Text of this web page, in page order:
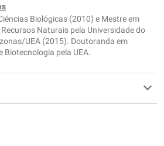
tem a informação que procuro
Biológicas (2010) e Mestre em
Naturais pela Universidade do
UEA (2015). Doutoranda em
Biotecnologia pela UEA.